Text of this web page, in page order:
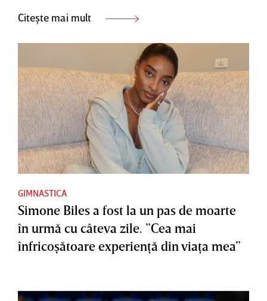
Citește mai mult
GIMNASTICA
Simone Biles a fost la un pas de moarte
în urmă cu câteva zile. ”Cea mai
înfricoşătoare experienţă din viaţa mea”